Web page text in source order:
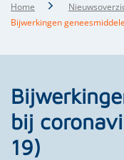
Home
Bijwerkingen
bij
19)